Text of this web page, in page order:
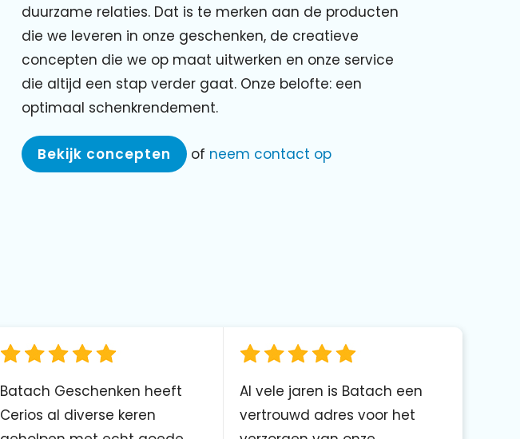
duurzame relaties. Dat is te merken aan de producten
die we leveren in onze geschenken, de creatieve
concepten die we op maat uitwerken en onze service
die altijd een stap verder gaat. Onze belofte: een
optimaal schenkrendement.
Bekijk concepten of neem contact op
Batach Geschenken heeft
Cerios al diverse keren
Al vele jaren is Batach een
vertrouwd adres voor het